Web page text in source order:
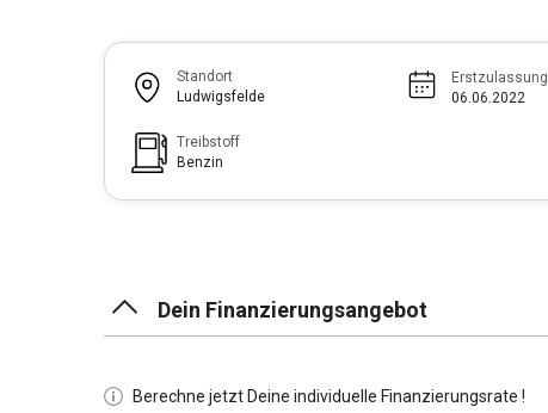
Standort
Ludwigsfelde
Erstzulassung
06.06.2022
Treibstoff
Benzin
Dein Finanzierungsangebot
Berechne jetzt Deine individuelle Finanzierungsrate !